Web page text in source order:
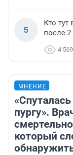
5
Кто тут
после 2
4 569
МНЕНИЕ
пургу».
который